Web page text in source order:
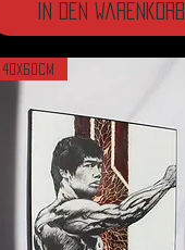
In den Warenkorb
40x60cm